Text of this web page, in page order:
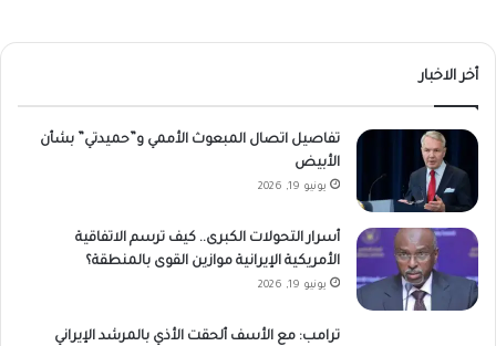
أخر الاخبار
تفاصيل اتصال المبعوث الأممي و”حميدتي” بشأن
الأبيض
يونيو 19, 2026
أسرار التحولات الكبرى.. كيف ترسم الاتفاقية
الأمريكية الإيرانية موازين القوى بالمنطقة؟
يونيو 19, 2026
ترامب: مع الأسف ألحقت الأذي بالمرشد الإيراني